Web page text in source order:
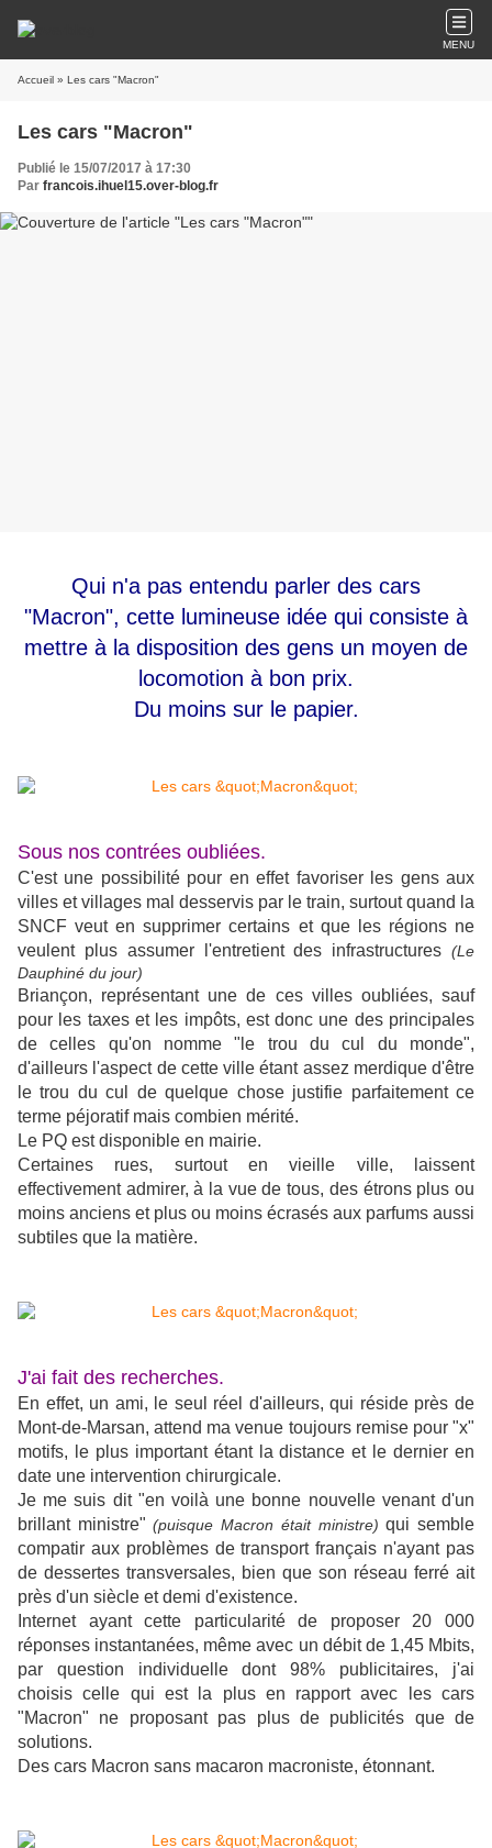
MENU
Accueil » Les cars "Macron"
Les cars "Macron"
Publié le 15/07/2017 à 17:30
Par francois.ihuel15.over-blog.fr
Qui n'a pas entendu parler des cars
"Macron", cette lumineuse idée qui consiste à
mettre à la disposition des gens un moyen de
locomotion à bon prix.
Du moins sur le papier.
Sous nos contrées oubliées.
C'est une possibilité pour en effet favoriser les gens aux
villes et villages mal desservis par le train, surtout quand la
SNCF veut en supprimer certains et que les régions ne
veulent plus assumer l'entretient des infrastructures (Le
Dauphiné du jour)
Briançon, représentant une de ces villes oubliées, sauf
pour les taxes et les impôts, est donc une des principales
de celles qu'on nomme "le trou du cul du monde",
d'ailleurs l'aspect de cette ville étant assez merdique d'être
le trou du cul de quelque chose justifie parfaitement ce
terme péjoratif mais combien mérité.
Le PQ est disponible en mairie.
Certaines rues, surtout en vieille ville, laissent
effectivement admirer, à la vue de tous, des étrons plus ou
moins anciens et plus ou moins écrasés aux parfums aussi
subtiles que la matière.
J'ai fait des recherches.
En effet, un ami, le seul réel d'ailleurs, qui réside près de
Mont-de-Marsan, attend ma venue toujours remise pour "x"
motifs, le plus important étant la distance et le dernier en
date une intervention chirurgicale.
Je me suis dit "en voilà une bonne nouvelle venant d'un
brillant ministre"(puisque Macron était ministre) qui semble
compatir aux problèmes de transport français n'ayant pas
de dessertes transversales, bien que son réseau ferré ait
près d'un siècle et demi d'existence.
Internet ayant cette particularité de proposer 20 000
réponses instantanées, même avec un débit de 1,45 Mbits,
par question individuelle dont 98% publicitaires, j'ai
choisis celle qui est la plus en rapport avec les cars
"Macron" ne proposant pas plus de publicités que de
solutions.
Des cars Macron sans macaron macroniste, étonnant.